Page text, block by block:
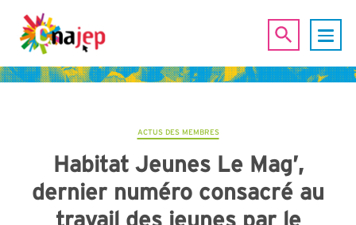
ACTUS DES MEMBRES
Habitat Jeunes Le Mag’,
dernier numéro consacré au
travail des jeunes par le